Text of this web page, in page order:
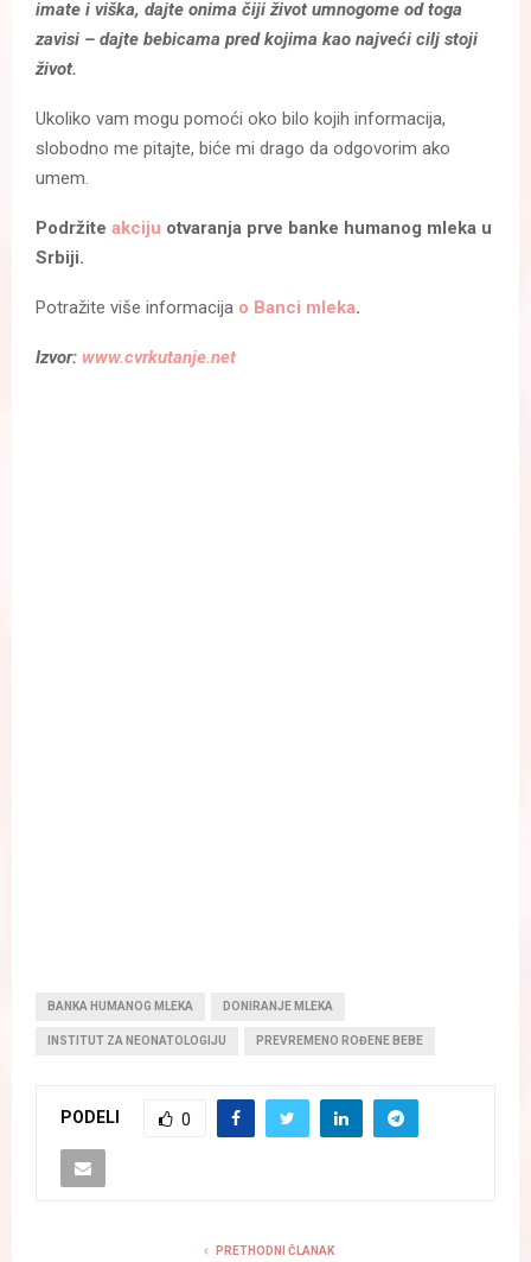
imate i viška, dajte onima čiji život umnogome od toga
zavisi – dajte bebicama pred kojima kao najveći cilj stoji
život.
Ukoliko vam mogu pomoći oko bilo kojih informacija,
slobodno me pitajte, biće mi drago da odgovorim ako
umem.
Podržite akciju otvaranja prve banke humanog mleka u
Srbiji.
Potražite više informacija o Banci mleka.
Izvor: www.cvrkutanje.net
BANKA HUMANOG MLEKA DONIRANJE MLEKA
INSTITUT ZA NEONATOLOGIJU PREVREMENO ROĐENE BEBE
PODELI 0
PRETHODNI ČLANAK